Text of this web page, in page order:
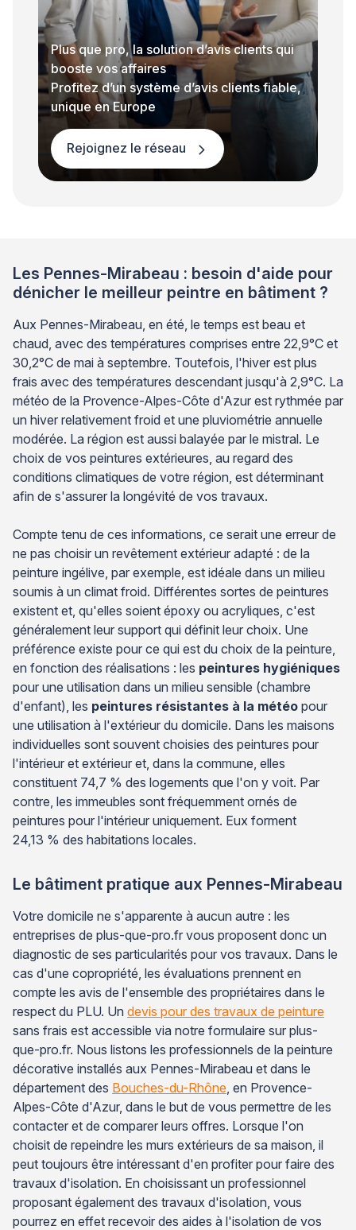
Plus que pro, la solution d’avis clients qui
booste vos affaires
Profitez d’un système d’avis clients fiable,
unique en Europe
Rejoignez le réseau
Les Pennes-Mirabeau : besoin d'aide pour
dénicher le meilleur peintre en bâtiment ?
Aux Pennes-Mirabeau, en été, le temps est beau et
chaud, avec des températures comprises entre 22,9°C et
30,2°C de mai à septembre. Toutefois, l'hiver est plus
frais avec des températures descendant jusqu'à 2,9°C. La
météo de la Provence-Alpes-Côte d'Azur est rythmée par
un hiver relativement froid et une pluviométrie annuelle
modérée. La région est aussi balayée par le mistral. Le
choix de vos peintures extérieures, au regard des
conditions climatiques de votre région, est déterminant
afin de s'assurer la longévité de vos travaux.
Compte tenu de ces informations, ce serait une erreur de
ne pas choisir un revêtement extérieur adapté : de la
peinture ingélive, par exemple, est idéale dans un milieu
soumis à un climat froid. Différentes sortes de peintures
existent et, qu'elles soient époxy ou acryliques, c'est
généralement leur support qui définit leur choix. Une
préférence existe pour ce qui est du choix de la peinture,
en fonction des réalisations : les peintures hygiéniques
pour une utilisation dans un milieu sensible (chambre
d'enfant), les peintures résistantes à la météo pour
une utilisation à l'extérieur du domicile. Dans les maisons
individuelles sont souvent choisies des peintures pour
l'intérieur et extérieur et, dans la commune, elles
constituent 74,7 % des logements que l'on y voit. Par
contre, les immeubles sont fréquemment ornés de
peintures pour l'intérieur uniquement. Eux forment
24,13 % des habitations locales.
Le bâtiment pratique aux Pennes-Mirabeau
Votre domicile ne s'apparente à aucun autre : les
entreprises de plus-que-pro.fr vous proposent donc un
diagnostic de ses particularités pour vos travaux. Dans le
cas d'une copropriété, les évaluations prennent en
compte les avis de l'ensemble des propriétaires dans le
respect du PLU. Un devis pour des travaux de peinture
sans frais est accessible via notre formulaire sur plus-
que-pro.fr. Nous listons les professionnels de la peinture
décorative installés aux Pennes-Mirabeau et dans le
département des Bouches-du-Rhône , en Provence-
Alpes-Côte d'Azur, dans le but de vous permettre de les
contacter et de comparer leurs offres. Lorsque l'on
choisit de repeindre les murs extérieurs de sa maison, il
peut toujours être intéressant d'en profiter pour faire des
travaux d'isolation. En choisissant un professionnel
proposant également des travaux d'isolation, vous
pourrez en effet recevoir des aides à l'isolation de vos